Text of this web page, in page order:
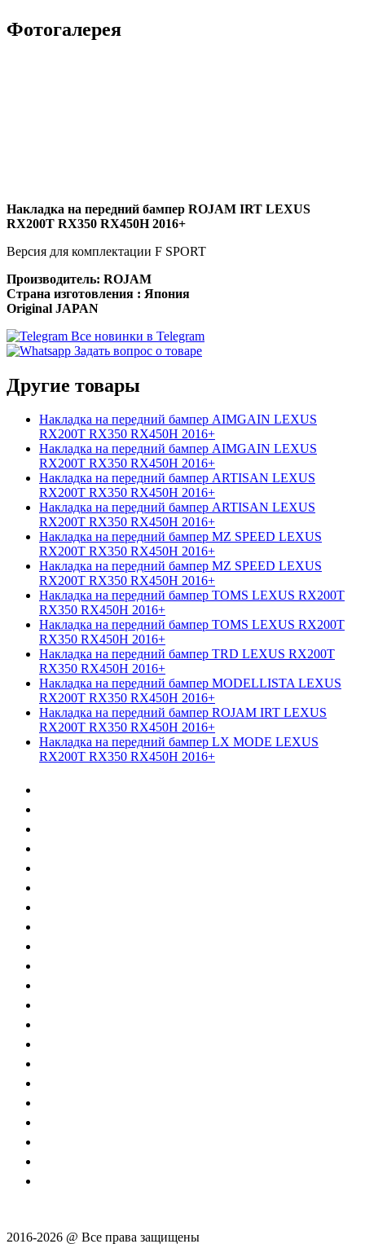
Фотогалерея
Накладка на передний бампер ROJAM IRT LEXUS
RX200T RX350 RX450H 2016+
Версия для комплектации F SPORT
Производитель: ROJAM
Страна изготовления : Япония
Original JAPAN
Все новинки в Telegram
Задать вопрос о товаре
Другие товары
Накладка на передний бампер AIMGAIN LEXUS
RX200T RX350 RX450H 2016+
Накладка на передний бампер AIMGAIN LEXUS
RX200T RX350 RX450H 2016+
Накладка на передний бампер ARTISAN LEXUS
RX200T RX350 RX450H 2016+
Накладка на передний бампер ARTISAN LEXUS
RX200T RX350 RX450H 2016+
Накладка на передний бампер MZ SPEED LEXUS
RX200T RX350 RX450H 2016+
Накладка на передний бампер MZ SPEED LEXUS
RX200T RX350 RX450H 2016+
Накладка на передний бампер TOMS LEXUS RX200T
RX350 RX450H 2016+
Накладка на передний бампер TOMS LEXUS RX200T
RX350 RX450H 2016+
Накладка на передний бампер TRD LEXUS RX200T
RX350 RX450H 2016+
Накладка на передний бампер MODELLISTA LEXUS
RX200T RX350 RX450H 2016+
Накладка на передний бампер ROJAM IRT LEXUS
RX200T RX350 RX450H 2016+
Накладка на передний бампер LX MODE LEXUS
RX200T RX350 RX450H 2016+
2016-2026 @ Все права защищены